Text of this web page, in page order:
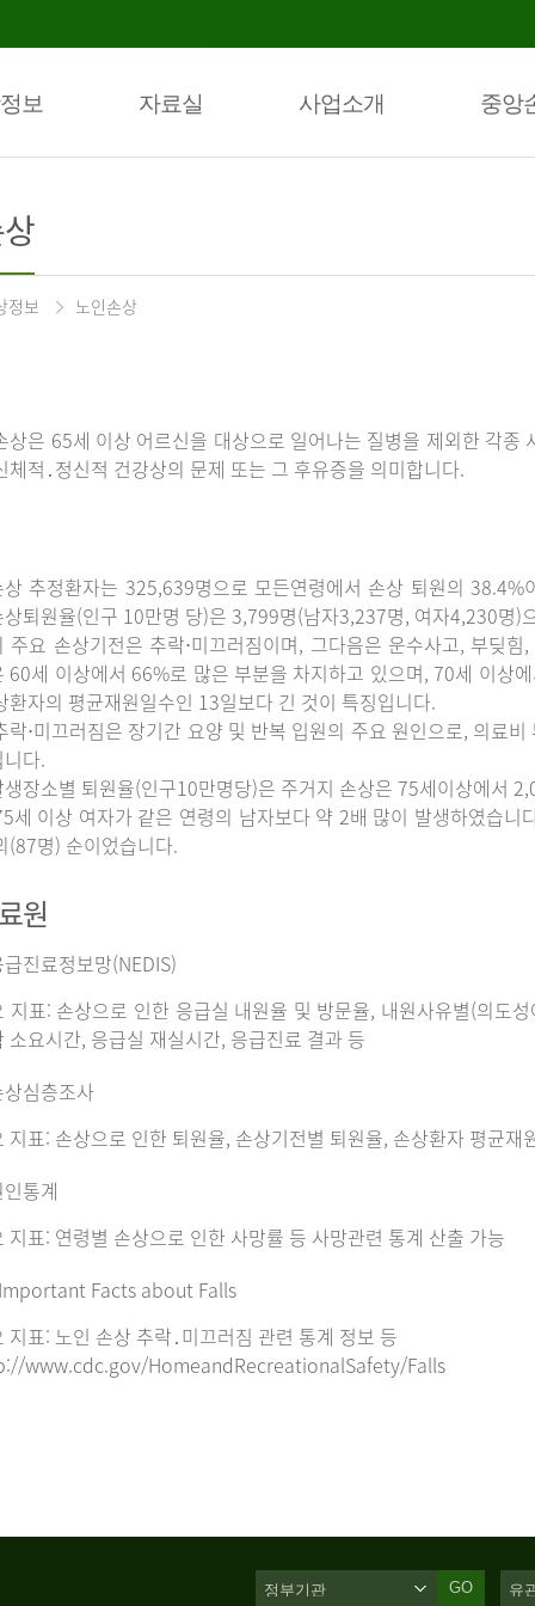
보 자료실 사업소개 중앙
정보 노인손상
상은 65세 이상 어르신을 대상으로 일어나는 질병을 제외한 각
체적․정신적 건강상의 문제 또는 그 후유증을 의미합니다.
상 추정환자는 325,639명으로 모든연령에서 손상 퇴원의
퇴원율(인구 10만명 당)은 3,799명(남자3,237명, 여자4,230명)
주요 손상기전은 추락⋅미끄러짐이며, 그다음은 운수사고, 부딪
60세 이상에서 66%로 많은 부분을 차지하고 있으며, 70세 이상
환자의 평균재원일수인 13일보다 긴 것이 특징입니다.
락⋅미끄러짐은 장기간 요양 및 반복 입원의 주요 원인으로, 의료
다.
장소별 퇴원율(인구10만명당)은 주거지 손상은 75세이상에서
세 이상 여자가 같은 연령의 남자보다 약 2배 많이 발생하였습니
(87명) 순이었습니다.
원
진료정보망(NEDIS)
지표: 손상으로 인한 응급실 내원율 및 방문율, 내원사유별(의도
소요시간, 응급실 재실시간, 응급진료 결과 등
심층조사
지표: 손상으로 인한 퇴원율, 손상기전별 퇴원율, 손상환자 평균재
통계
지표: 연령별 손상으로 인한 사망률 등 사망관련 통계 산출 가능
Facts about Falls
지표: 노인 손상 추락․미끄러짐 관련 통계 정보 등
www.cdc.gov/HomeandRecreationalSafety/Falls
GO